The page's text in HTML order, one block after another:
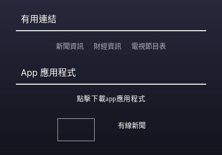
有用連結
新聞資訊 財經資訊 電視節目表
App 應用程式
點擊下載app應用程式
有線新聞